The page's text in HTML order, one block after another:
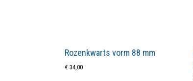
Rozenkwarts vorm 88 mm
€ 34,00